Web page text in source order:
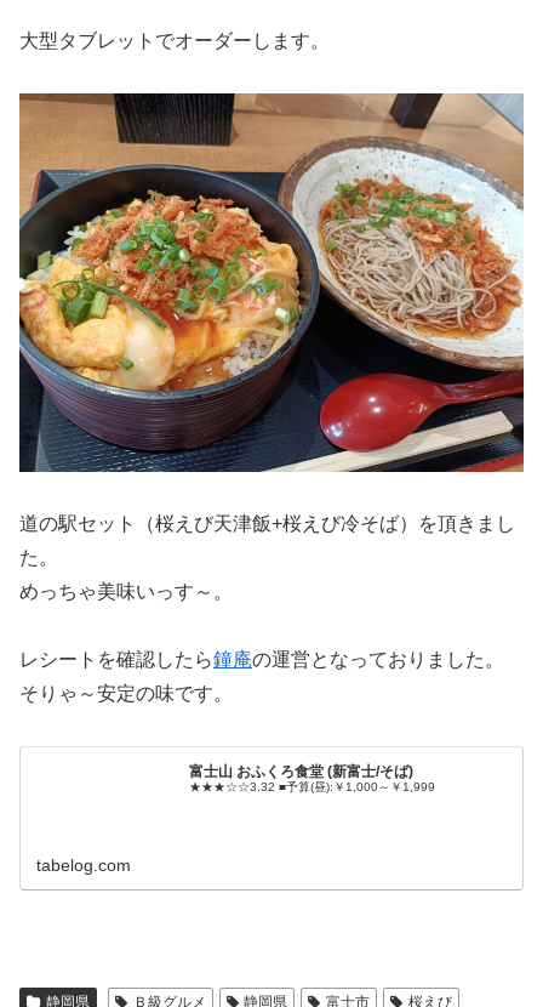
大型タブレットでオーダーします。
道の駅セット（桜えび天津飯+桜えび冷そば）を頂きまし
た。
めっちゃ美味いっす～。
レシートを確認したら鐘庵の運営となっておりました。
そりゃ～安定の味です。
富士山 おふくろ食堂 (新富士/そば)
★★★☆☆3.32 ■予算(昼):￥1,000～￥1,999
tabelog.com
静岡県 Ｂ級グルメ 静岡県 富士市 桜えび